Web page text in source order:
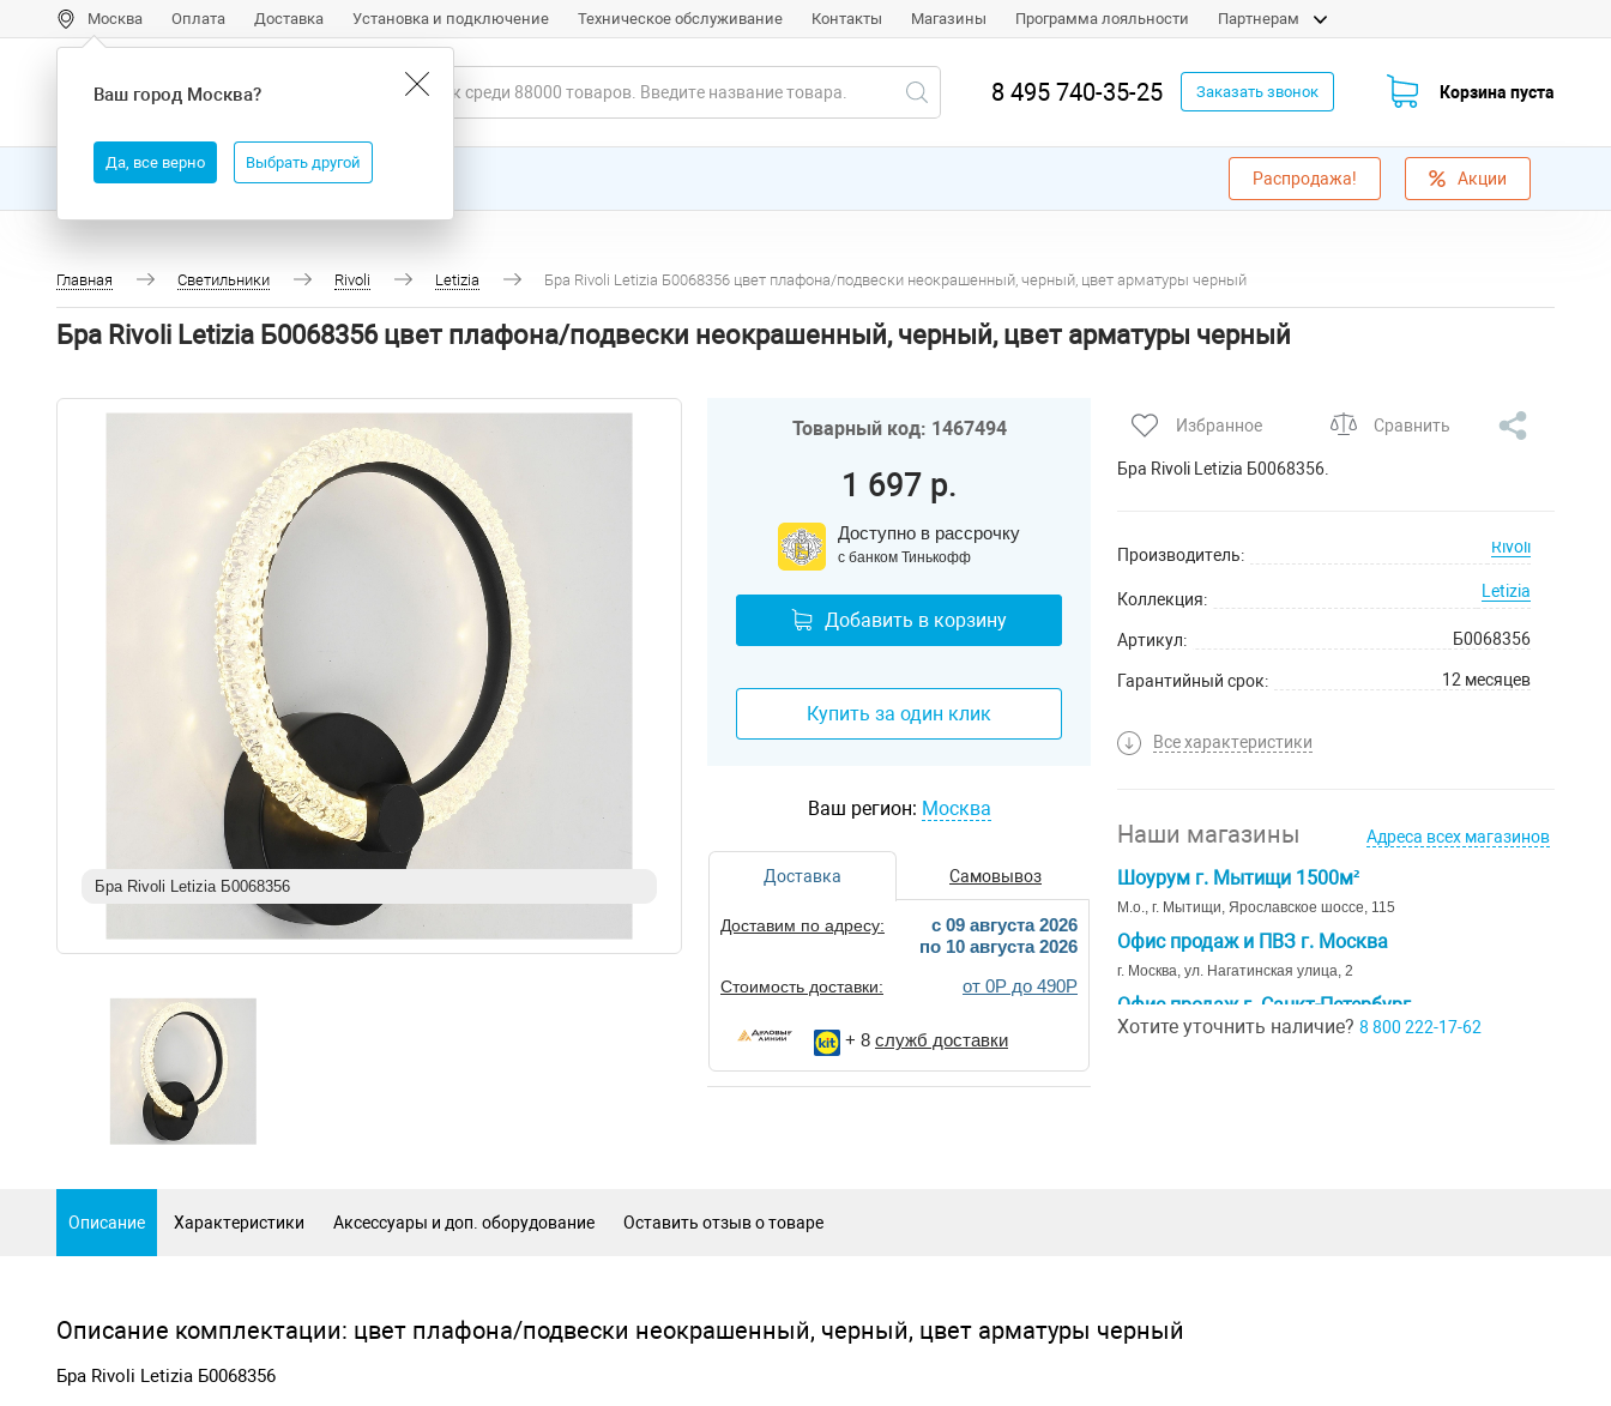
Ваш город Москва?
Да, все верно Выбрать другой
Москва Оплата Доставка Установка и подключение Техническое обслуживание Контакты Магазины Программа лояльности Партнерам
8 495 740-35-25 Заказать звонок Корзина пуста
Все товары Бренды Распродажа! Акции
Главная Светильники Rivoli Letizia Бра Rivoli Letizia Б0068356 цвет плафона/подвески неокрашенный, черный, цвет арматуры черный
Бра Rivoli Letizia Б0068356 цвет плафона/подвески неокрашенный, черный, цвет арматуры черный
Бра Rivoli Letizia Б0068356
Товарный код: 1467494
1 697 р.
Доступно в рассрочку
с банком Тинькофф
Добавить в корзину
Купить за один клик
Ваш регион: Москва
Доставка Самовывоз
Доставим по адресу:
c 09 августа 2026
по 10 августа 2026
Стоимость доставки: от 0Р до 490Р
+ 8 служб доставки
Избранное Сравнить
Бра Rivoli Letizia Б0068356.
Производитель: Rivoli
Коллекция: Letizia
Артикул: Б0068356
Гарантийный срок: 12 месяцев
Все характеристики
Наши магазины Адреса всех магазинов
Шоурум г. Мытищи 1500м²
М.о., г. Мытищи, Ярославское шоссе, 115
Офис продаж и ПВЗ г. Москва
г. Москва, ул. Нагатинская улица, 2
Офис продаж г. Санкт-Петербург
г. Санкт-Петербург, ул. Ивана Черных д. 29
Хотите уточнить наличие? 8 800 222-17-62
Описание Характеристики Аксессуары и доп. оборудование Оставить отзыв о товаре
Описание комплектации: цвет плафона/подвески неокрашенный, черный, цвет арматуры черный
Бра Rivoli Letizia Б0068356